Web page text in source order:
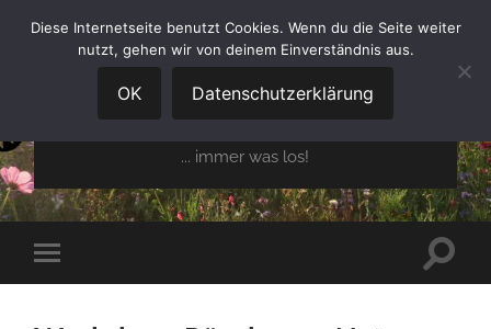
GARTENBAUVEREIN
OBERGLAIM E.V.
... immer was los!
Mobile-
Menü
Diese Internetseite benutzt Cookies. Wenn du die Seite weiter
nutzt, gehen wir von deinem Einverständnis aus.
OK Datenschutzerklärung